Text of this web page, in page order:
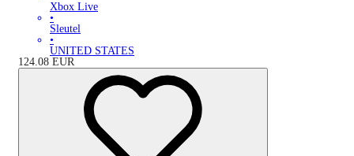
Xbox Live
•
Sleutel
•
UNITED STATES
124.08 EUR